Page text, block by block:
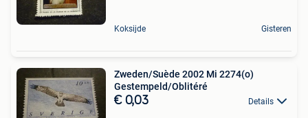
Koksijde Gisteren
Zweden/Suède 2002 Mi 2274(o)
Gestempeld/Oblitéré
€ 0,03 Details